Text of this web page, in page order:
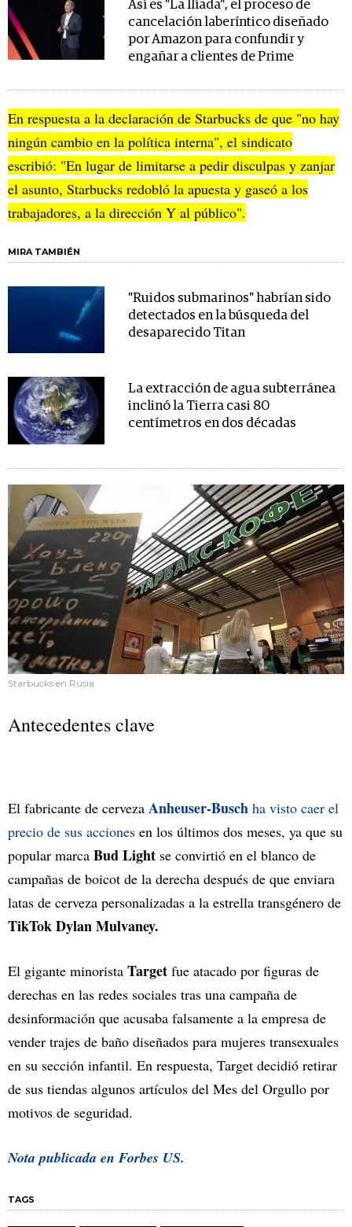
Así es "La Ilíada", el proceso de
cancelación laberíntico diseñado
por Amazon para confundir y
engañar a clientes de Prime
En respuesta a la declaración de Starbucks de que "no hay
ningún cambio en la política interna", el sindicato
escribió: "En lugar de limitarse a pedir disculpas y zanjar
el asunto, Starbucks redobló la apuesta y gaseó a los
trabajadores, a la dirección Y al público".
MIRA TAMBIÉN
"Ruidos submarinos" habrían sido
detectados en la búsqueda del
desaparecido Titan
La extracción de agua subterránea
inclinó la Tierra casi 80
centímetros en dos décadas
Starbucks en Rusia
Antecedentes clave
El fabricante de cerveza Anheuser-Busch ha visto caer el
precio de sus acciones en los últimos dos meses, ya que su
popular marca Bud Light se convirtió en el blanco de
campañas de boicot de la derecha después de que enviara
latas de cerveza personalizadas a la estrella transgénero de
TikTok Dylan Mulvaney.
El gigante minorista Target fue atacado por figuras de
derechas en las redes sociales tras una campaña de
desinformación que acusaba falsamente a la empresa de
vender trajes de baño diseñados para mujeres transexuales
en su sección infantil. En respuesta, Target decidió retirar
de sus tiendas algunos artículos del Mes del Orgullo por
motivos de seguridad.
Nota publicada en Forbes US.
TAGS